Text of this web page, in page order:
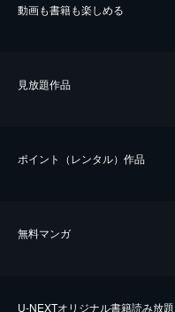
動画も書籍も楽しめる
⾒放題作品
ポイント（レンタル）作品
無料マンガ
U-NEXTオリジナル書籍読み放題